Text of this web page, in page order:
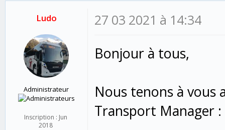
Ludo
Administrateur
Inscription : Jun
2018
27 03 2021 à 14:34
Bonjour à tous,
Nous tenons à vous
Transport Manager :